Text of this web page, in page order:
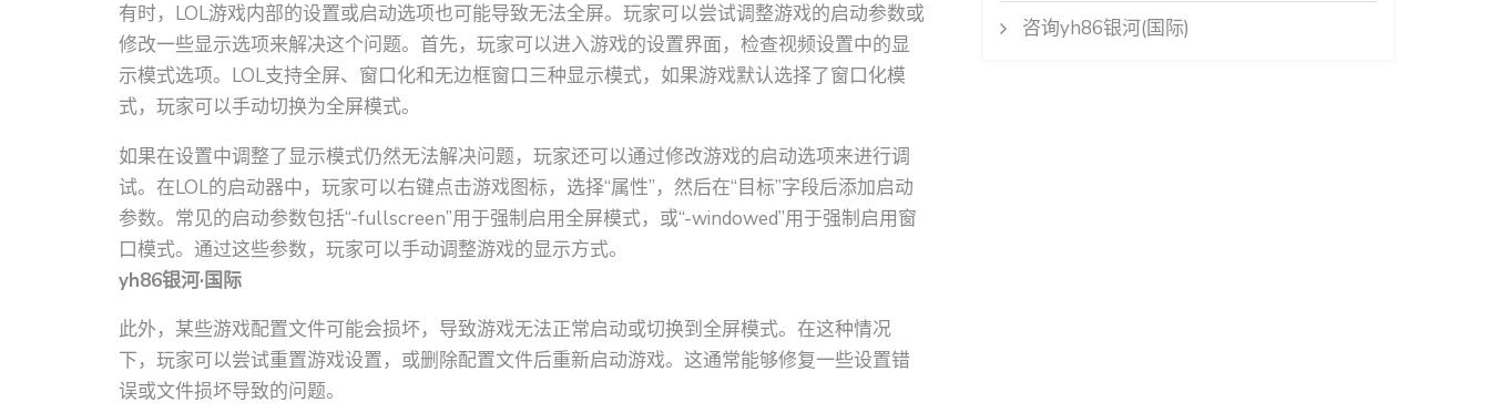
有时，LOL游戏内部的设置或启动选项也可能导致无法全屏。玩家可以尝试调整游戏的启动参数或
修改一些显示选项来解决这个问题。首先，玩家可以进入游戏的设置界面，检查视频设置中的显
示模式选项。LOL支持全屏、窗口化和无边框窗口三种显示模式，如果游戏默认选择了窗口化模
式，玩家可以手动切换为全屏模式。
如果在设置中调整了显示模式仍然无法解决问题，玩家还可以通过修改游戏的启动选项来进行调
试。在LOL的启动器中，玩家可以右键点击游戏图标，选择“属性”，然后在“目标”字段后添加启动
参数。常见的启动参数包括“-fullscreen”用于强制启用全屏模式，或“-windowed”用于强制启用窗
口模式。通过这些参数，玩家可以手动调整游戏的显示方式。
yh86银河·国际
此外，某些游戏配置文件可能会损坏，导致游戏无法正常启动或切换到全屏模式。在这种情况
下，玩家可以尝试重置游戏设置，或删除配置文件后重新启动游戏。这通常能够修复一些设置错
误或文件损坏导致的问题。
咨询yh86银河(国际)